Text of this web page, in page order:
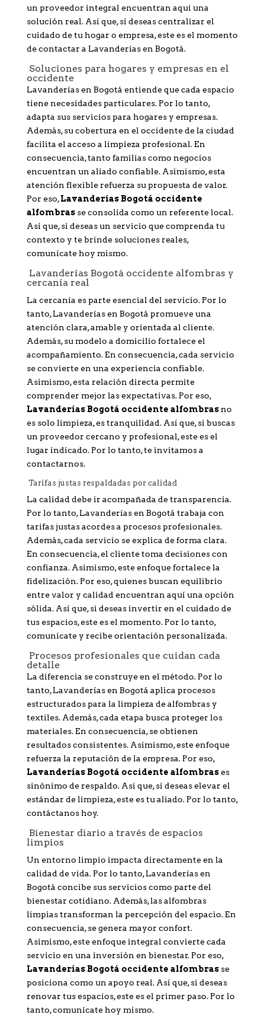
un proveedor integral encuentran aquí una
solución real. Así que, si deseas centralizar el
cuidado de tu hogar o empresa, este es el momento
de contactar a Lavanderías en Bogotá.
Soluciones para hogares y empresas en el
occidente
Lavanderías en Bogotá entiende que cada espacio
tiene necesidades particulares. Por lo tanto,
adapta sus servicios para hogares y empresas.
Además, su cobertura en el occidente de la ciudad
facilita el acceso a limpieza profesional. En
consecuencia, tanto familias como negocios
encuentran un aliado confiable. Asimismo, esta
atención flexible refuerza su propuesta de valor.
Por eso,Lavanderías Bogotá occidente
alfombrasse consolida como un referente local.
Así que, si deseas un servicio que comprenda tu
contexto y te brinde soluciones reales,
comunícate hoy mismo.
Lavanderías Bogotá occidente alfombras y
cercanía real
La cercanía es parte esencial del servicio. Por lo
tanto, Lavanderías en Bogotá promueve una
atención clara, amable y orientada al cliente.
Además, su modelo a domicilio fortalece el
acompañamiento. En consecuencia, cada servicio
se convierte en una experiencia confiable.
Asimismo, esta relación directa permite
comprender mejor las expectativas. Por eso,
Lavanderías Bogotá occidente alfombrasno
es solo limpieza, es tranquilidad. Así que, si buscas
un proveedor cercano y profesional, este es el
lugar indicado. Por lo tanto, te invitamos a
contactarnos.
Tarifas justas respaldadas por calidad
La calidad debe ir acompañada de transparencia.
Por lo tanto, Lavanderías en Bogotá trabaja con
tarifas justas acordes a procesos profesionales.
Además, cada servicio se explica de forma clara.
En consecuencia, el cliente toma decisiones con
confianza. Asimismo, este enfoque fortalece la
fidelización. Por eso, quienes buscan equilibrio
entre valor y calidad encuentran aquí una opción
sólida. Así que, si deseas invertir en el cuidado de
tus espacios, este es el momento. Por lo tanto,
comunícate y recibe orientación personalizada.
Procesos profesionales que cuidan cada
detalle
La diferencia se construye en el método. Por lo
tanto, Lavanderías en Bogotá aplica procesos
estructurados para la limpieza de alfombras y
textiles. Además, cada etapa busca proteger los
materiales. En consecuencia, se obtienen
resultados consistentes. Asimismo, este enfoque
refuerza la reputación de la empresa. Por eso,
Lavanderías Bogotá occidente alfombrases
sinónimo de respaldo. Así que, si deseas elevar el
estándar de limpieza, este es tu aliado. Por lo tanto,
contáctanos hoy.
Bienestar diario a través de espacios
limpios
Un entorno limpio impacta directamente en la
calidad de vida. Por lo tanto, Lavanderías en
Bogotá concibe sus servicios como parte del
bienestar cotidiano. Además, las alfombras
limpias transforman la percepción del espacio. En
consecuencia, se genera mayor confort.
Asimismo, este enfoque integral convierte cada
servicio en una inversión en bienestar. Por eso,
Lavanderías Bogotá occidente alfombrasse
posiciona como un apoyo real. Así que, si deseas
renovar tus espacios, este es el primer paso. Por lo
tanto, comunícate hoy mismo.